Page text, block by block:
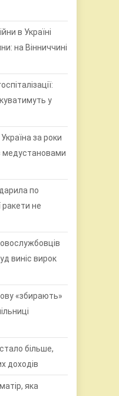
в Україні
на Вінниччині
у
за роки
медустановами
по
ракети не
виніс вирок
«збирають»
більше,
доходів
яка